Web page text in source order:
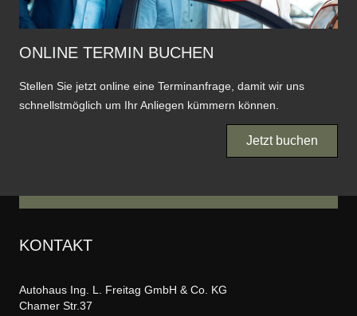
ONLINE TERMIN BUCHEN
Stellen Sie jetzt online eine Terminanfrage, damit wir uns
schnellstmöglich um Ihr Anliegen kümmern können.
Jetzt buchen
KONTAKT
Autohaus Ing. L. Freitag GmbH & Co. KG
Chamer Str.37